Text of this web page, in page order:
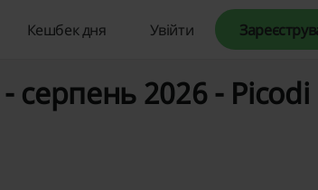
Кешбек дня Увійти
серпень 2026 - Picodi